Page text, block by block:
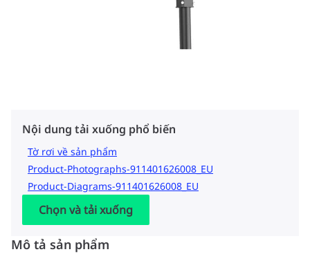
Nội dung tải xuống phổ biến
Tờ rơi về sản phẩm
Product-Photographs-911401626008_EU
Product-Diagrams-911401626008_EU
Chọn và tải xuống
Mô tả sản phẩm